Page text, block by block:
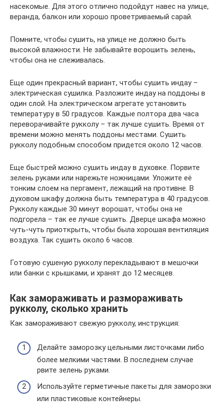
насекомые. Для этого отлично подойдут навес на улице,
веранда, балкон или хорошо проветриваемый сарай.
Помните, чтобы сушить, на улице не должно быть
высокой влажности. Не забывайте ворошить зелень,
чтобы она не слеживалась.
Еще один прекрасный вариант, чтобы сушить индау –
электрическая сушилка. Разложите индау на поддоны в
один слой. На электрическом агрегате установить
температуру в 50 градусов. Каждые полтора два часа
переворачивайте рукколу – так лучше сушить. Время от
времени можно менять поддоны местами. Сушить
рукколу подобным способом придется около 12 часов.
Еще быстрей можно сушить индау в духовке. Порвите
зелень руками или нарежьте ножницами. Уложите её
тонким слоем на пергамент, лежащий на противне. В
духовом шкафу должна быть температура в 40 градусов.
Рукколу каждые 30 минут ворошат, чтобы она не
подгорела – так ее лучше сушить. Дверце шкафа можно
чуть-чуть приоткрыть, чтобы была хорошая вентиляция
воздуха. Так сушить около 6 часов.
Готовую сушеную рукколу перекладывают в мешочки
или банки с крышками, и хранят до 12 месяцев.
Как замораживать и размораживать
рукколу, сколько хранить
Как замораживают свежую рукколу, инструкция:
Делайте заморозку цельными листочками либо
более мелкими частями. В последнем случае
рвите зелень руками.
Используйте герметичные пакеты для заморозки
или пластиковые контейнеры.